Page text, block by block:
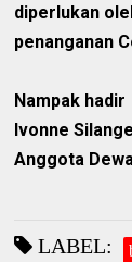
diperlukan
penanganan
Nampak
Ivonne
Anggota
LABEL: